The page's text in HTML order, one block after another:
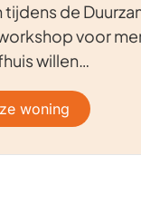
de
voor
willen…
woning